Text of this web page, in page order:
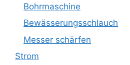
Bohrmaschine
Bewässerungsschlauch
Messer schärfen
Strom